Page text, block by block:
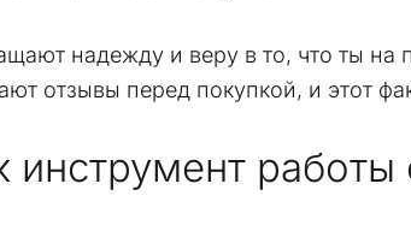
надежду и веру в то, что ты на
отзывы перед покупкой, и этот
инструмент работы